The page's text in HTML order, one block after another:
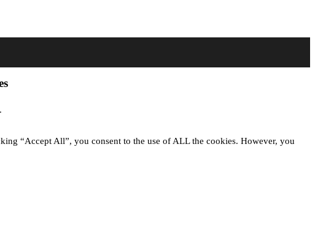
“Accept All”, you consent to the use of ALL the cookies. However, you